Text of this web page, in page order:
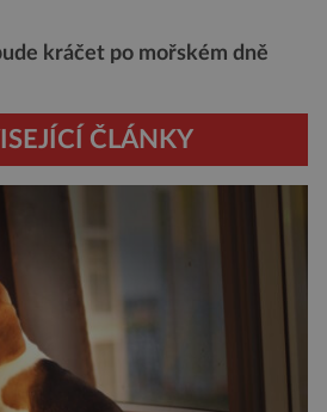
kráčet po mořském dně
ČLÁNKY